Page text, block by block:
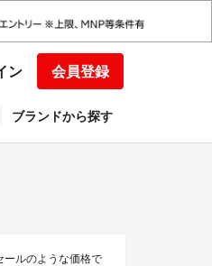
ン 会員登録
ブランドから探す
ールのような価格で